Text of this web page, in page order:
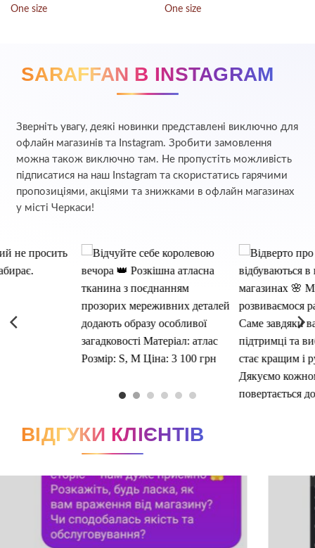
One size
One size
SARAFFAN В INSTAGRAM
Зверніть увагу, деякі новинки представлені виключно для
офлайн магазинів та Instagram. Зробити замовлення
можна також виключно там. Не пропустіть можливість
підписатися на наш Instagram та скористатись гарячими
пропозиціями, акціями та знижками в офлайн магазинах
у місті Черкаси!
ВІДГУКИ КЛІЄНТІВ